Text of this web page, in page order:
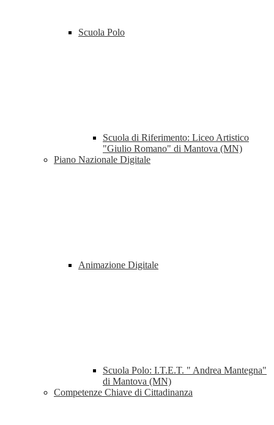
Scuola Polo
Scuola di Riferimento: Liceo Artistico
"Giulio Romano" di Mantova (MN)
Piano Nazionale Digitale
Animazione Digitale
Scuola Polo: I.T.E.T. " Andrea Mantegna"
di Mantova (MN)
Competenze Chiave di Cittadinanza